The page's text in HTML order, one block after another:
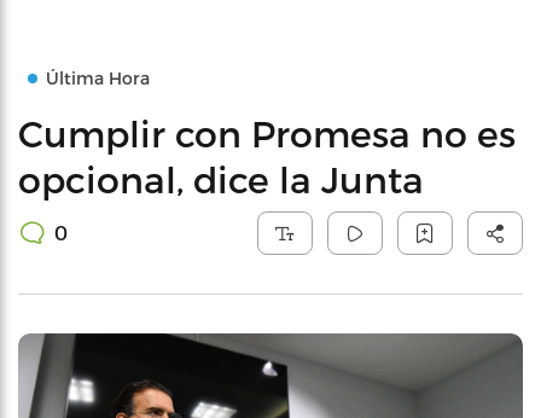
Última Hora
Cumplir con Promesa no es
opcional, dice la Junta
0